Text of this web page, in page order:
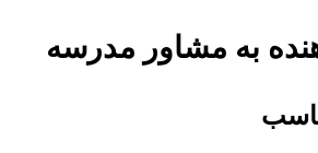
به مشاور مدرسه